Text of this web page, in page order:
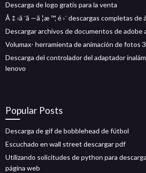
Descarga de logo gratis para la venta
Å ‡ ›ã ¨ã —ã ¦æ ™‚ é ›¨ descargas completas de
Descargar archivos de documentos de adobe
Volumax- herramienta de animación de fotos
Descarga del controlador del adaptador
lenovo
Popular Posts
Descarga de gif de bobblehead de fútbol
Escuchado en wall street descargar pdf
Utilizando solicitudes de python para
página web